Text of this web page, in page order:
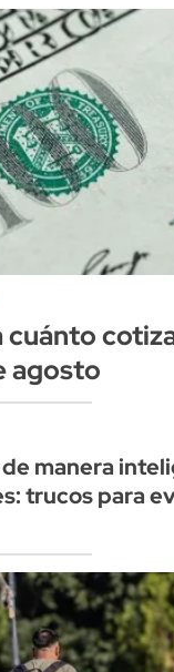
cuánto
agosto
manera
trucos para